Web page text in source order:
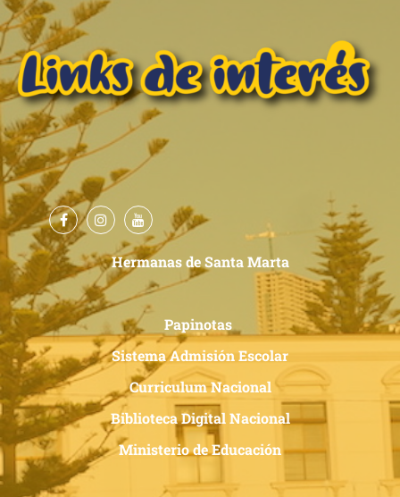
Hermanas de Santa Marta
Papinotas
Sistema Admisión Escolar
Curriculum Nacional
Biblioteca Digital Nacional
Ministerio de Educación